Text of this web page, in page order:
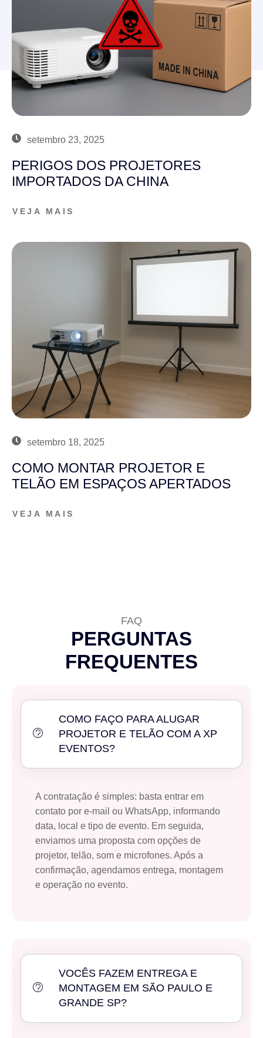
setembro 23, 2025
PERIGOS DOS PROJETORES
IMPORTADOS DA CHINA
VEJA MAIS
setembro 18, 2025
COMO MONTAR PROJETOR E
TELÃO EM ESPAÇOS APERTADOS
VEJA MAIS
FAQ
PERGUNTAS
FREQUENTES
COMO FAÇO PARA ALUGAR
PROJETOR E TELÃO COM A XP
EVENTOS?
A contratação é simples: basta entrar em
contato por e-mail ou WhatsApp, informando
data, local e tipo de evento. Em seguida,
enviamos uma proposta com opções de
projetor, telão, som e microfones. Após a
confirmação, agendamos entrega, montagem
e operação no evento.
VOCÊS FAZEM ENTREGA E
MONTAGEM EM SÃO PAULO E
GRANDE SP?